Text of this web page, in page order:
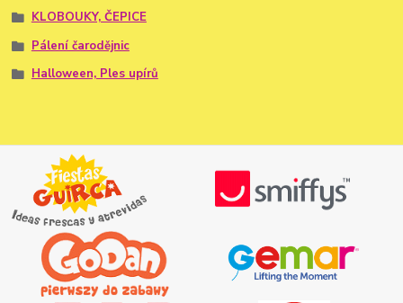
KLOBOUKY, ČEPICE
Pálení čarodějnic
Halloween, Ples upírů